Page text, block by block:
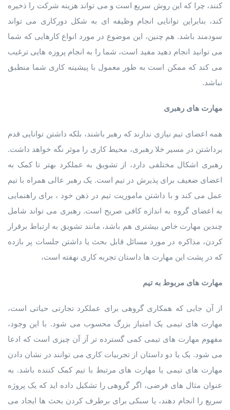
کنند، چرا که این روش سریع است و می تواند هزینه شرکت را ذخیره
کند، بنابراین توانایی انجام وظیفه ای به شکل دورکاری می تواند
سودمند باشد. هم چنین، این موضوع در مورد انواع کارهایی که شما
می توانید انجام دهید مفید است، شما را به انجام پروزه هایی ترغیب
می کند که ممکن است به طور معمول با پیشینه کاری شما منطبق
نباشد.
مهارت های رهبری
همه اعضای تیم نیازی ندارند که رهبر باشند، بلکه داشتن توانایی قدم
برداشتن در مسیر خلا رهبری، محیط کاری را موثر نگه خواهد داشت.
رهبری اشکال مختلفی دارد، از تشویق به عملکرد بهتر تا کمک به
اعضای ضعیف برای پذیرش در تیم است. یک رهبر عالی همراه با تیم
عمل می کند و با داشتن ماموریت تیم در ذهن خود ، برای راهنمایی
به اعضای گروه به اندازه کافی صریح است. رهبری می تواند شامل
چندین مهارت خاص بیشتری هم باشد، مانند تشویق به ارتباط برقرار
کردن، مذاکره در مورد مسائل قابل بحث یا داشتن جلسات پر بازده
که در پشت این مهارت ها داستان تجربه کاری نهفته است،
مهارت های مربوط به تیم
از آن جایی که همکاری گروهی برای عملکرد تجارتی حیاتی است،
مهارت های تیمی یک امتیاز بزرگ محسوب می شود. با این وجود،
مفهوم مهارت های تیمی کمی گسترده تر آز آن چیزی است که ادعا
می شود. یک یا دو داستان از تجربیات کاری می توانند در نشان دادن
مهارت های تیمی یا مهارت های مرتبط با تیم کمک کننده باشد. به
عنوان مثال های فرضی، اگر گروهی را تشکیل داده اید که یک پروژه
سریع را انجام دهند، یا سبکی برای برطرف کردن بحث ها ایجاد می